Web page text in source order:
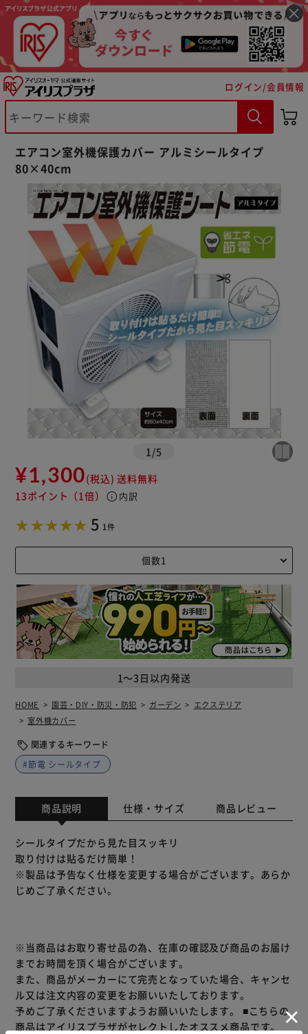
ログイン/会員情報
エアコン室外機保護カバー アルミシールタイプ
80×40cm
1 /5
¥1,300(税込) 送料無料
13ポイント （1倍） info 内訳
5 1件
1～3日以内発送
HOME 園芸・DIY・防災・防犯 ガーデン
エクステリア
室外機カバー
関連するキーワード
#節電 シールタイプ
商品説明 仕様・サイズ 商品レビュー
シールタイプだから見た目スッキリ
取り付けは貼るだけ簡単！
※製品は予告なく仕様を変更する場合がございます。あらか
じめご了承ください。
※当商品はお取り寄せ品の為、在庫の確認及び商品のお届け
までお時間を頂く場合がございます。
また、商品がメーカーにて完売となっていた場合、キャンセ
ル又は注文内容の変更をお願いいたしております。
予めご了承くださいますようお願いいたします。 ■こちらの
商品はアイリスプラザがセレクトしたオススメ商品です。
※ご確認ください
カートに入れる